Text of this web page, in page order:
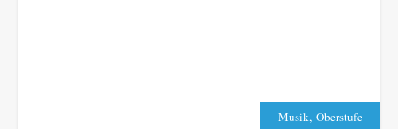
Musik, Oberstufe